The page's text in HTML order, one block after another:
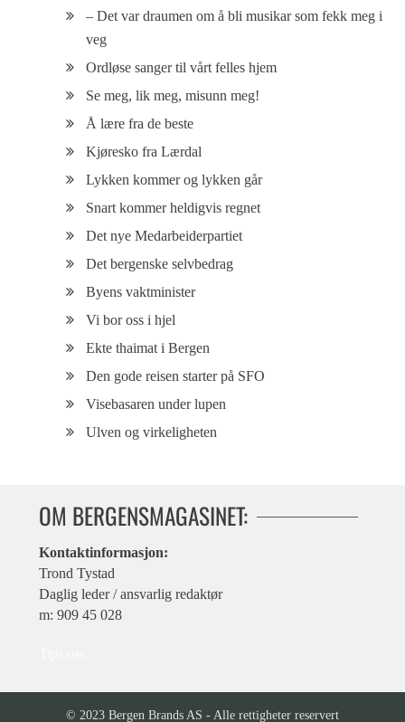
– Det var draumen om å bli musikar som fekk meg i
veg
Ordløse sanger til vårt felles hjem
Se meg, lik meg, misunn meg!
Å lære fra de beste
Kjøresko fra Lærdal
Lykken kommer og lykken går
Snart kommer heldigvis regnet
Det nye Medarbeiderpartiet
Det bergenske selvbedrag
Byens vaktminister
Vi bor oss i hjel
Ekte thaimat i Bergen
Den gode reisen starter på SFO
Visebasaren under lupen
Ulven og virkeligheten
OM BERGENSMAGASINET:
Kontaktinformasjon:
Trond Tystad
Daglig leder / ansvarlig redaktør
m: 909 45 028
© 2023 Bergen Brands AS - Alle rettigheter reservert